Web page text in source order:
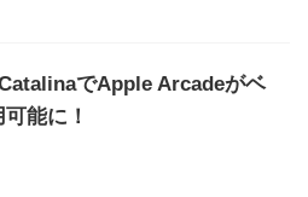
でApple Arcadeがベ
能に！